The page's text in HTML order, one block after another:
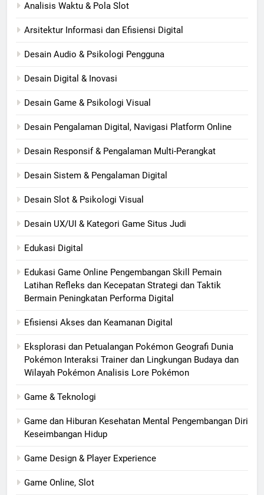
Analisis Waktu & Pola Slot
Arsitektur Informasi dan Efisiensi Digital
Desain Audio & Psikologi Pengguna
Desain Digital & Inovasi
Desain Game & Psikologi Visual
Desain Pengalaman Digital, Navigasi Platform Online
Desain Responsif & Pengalaman Multi-Perangkat
Desain Sistem & Pengalaman Digital
Desain Slot & Psikologi Visual
Desain UX/UI & Kategori Game Situs Judi
Edukasi Digital
Edukasi Game Online Pengembangan Skill Pemain
Latihan Refleks dan Kecepatan Strategi dan Taktik
Bermain Peningkatan Performa Digital
Efisiensi Akses dan Keamanan Digital
Eksplorasi dan Petualangan Pokémon Geografi Dunia
Pokémon Interaksi Trainer dan Lingkungan Budaya dan
Wilayah Pokémon Analisis Lore Pokémon
Game & Teknologi
Game dan Hiburan Kesehatan Mental Pengembangan Diri
Keseimbangan Hidup
Game Design & Player Experience
Game Online, Slot